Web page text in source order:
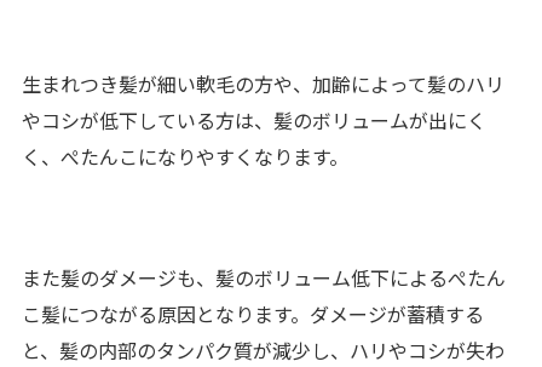
生まれつき髪が細い軟毛の方や、加齢によって髪のハリ
やコシが低下している方は、髪のボリュームが出にく
く、ぺたんこになりやすくなります。
また髪のダメージも、髪のボリューム低下によるぺたん
こ髪につながる原因となります。ダメージが蓄積する
と、髪の内部のタンパク質が減少し、ハリやコシが失わ